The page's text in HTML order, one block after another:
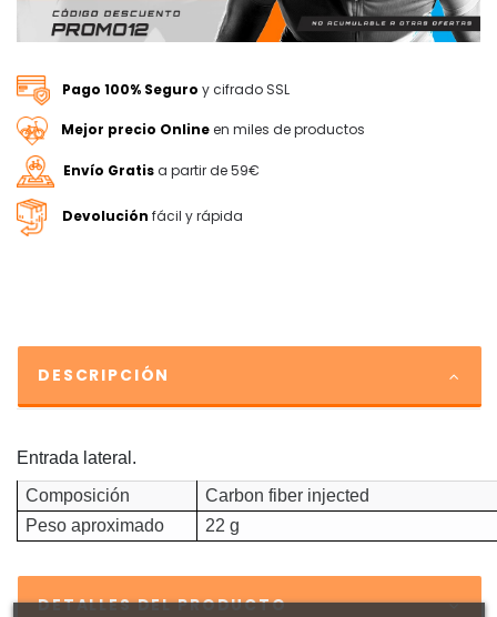
Pago 100% Seguro y cifrado SSL
Mejor precio Onlineen miles de productos
Envío Gratisa partir de 59€
Devolución fácil y rápida
DESCRIPCIÓN
Entrada lateral.
Composición
Carbon fiber injected
Peso aproximado
22 g
DETALLES DEL PRODUCTO